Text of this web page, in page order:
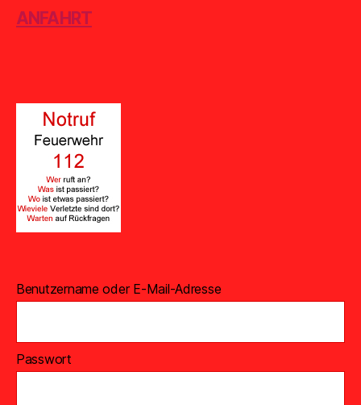
ANFAHRT
Benutzername oder E-Mail-Adresse
Passwort